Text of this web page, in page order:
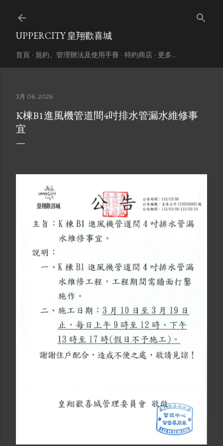
UPPERCITY 皇翔歡喜城
首頁 規約、管理辦法及使用手冊 特約商店 更多…
3月 06, 2026
K棟B1進風機管道間4吋排水管漏水維修事
宜